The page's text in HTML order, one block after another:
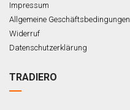
Impressum
Allgemeine Geschäftsbedingungen
Widerruf
Datenschutzerklärung
TRADIERO